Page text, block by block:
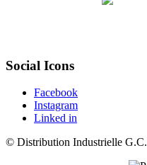
Social Icons
Facebook
Instagram
Linked in
© Distribution Industrielle G.C.